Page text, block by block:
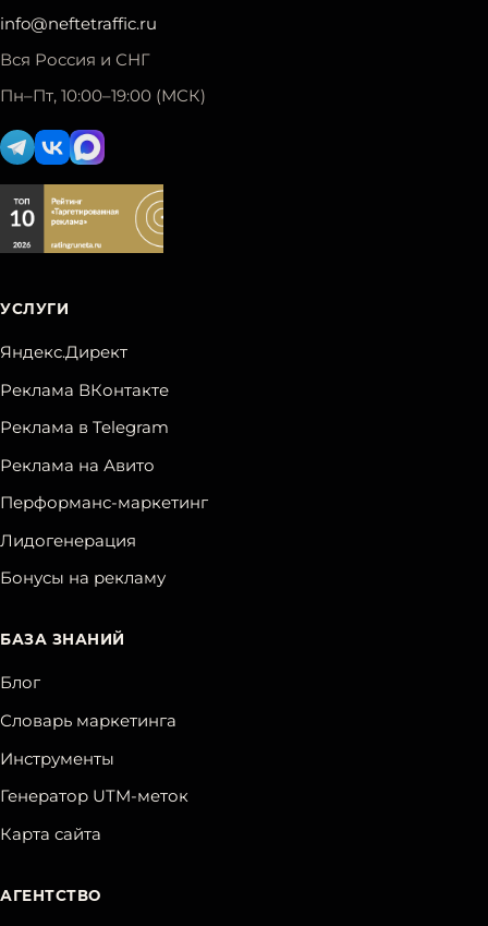
info@neftetraffic.ru
Вся Россия и СНГ
Пн–Пт, 10:00–19:00 (МСК)
УСЛУГИ
Яндекс.Директ
Реклама ВКонтакте
Реклама в Telegram
Реклама на Авито
Перформанс-маркетинг
Лидогенерация
Бонусы на рекламу
БАЗА ЗНАНИЙ
Блог
Словарь маркетинга
Инструменты
Генератор UTM-меток
Карта сайта
АГЕНТСТВО